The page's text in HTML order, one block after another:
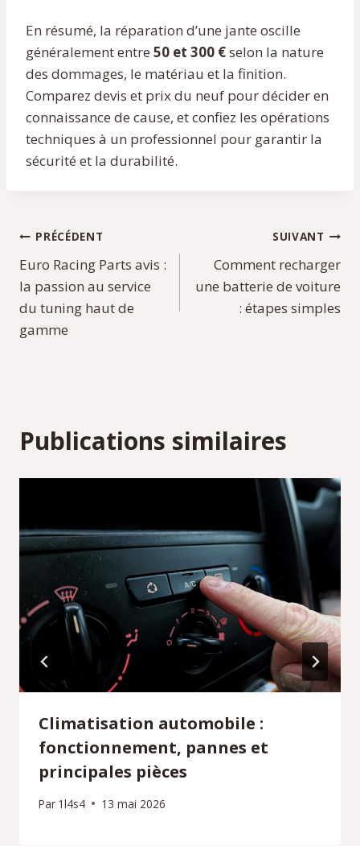
En résumé, la réparation d’une jante oscille
généralement entre 50 et 300 €selon la nature
des dommages, le matériau et la finition.
Comparez devis et prix du neuf pour décider en
connaissance de cause, et confiez les opérations
techniques à un professionnel pour garantir la
sécurité et la durabilité.
Navigation
de
l’article
PRÉCÉDENT
Euro Racing Parts avis :
la passion au service
du tuning haut de
gamme
SUIVANT
Comment recharger
une batterie de voiture
: étapes simples
Publications similaires
Climatisation automobile :
fonctionnement, pannes et
principales pièces
Par 1l4s4 13 mai 2026